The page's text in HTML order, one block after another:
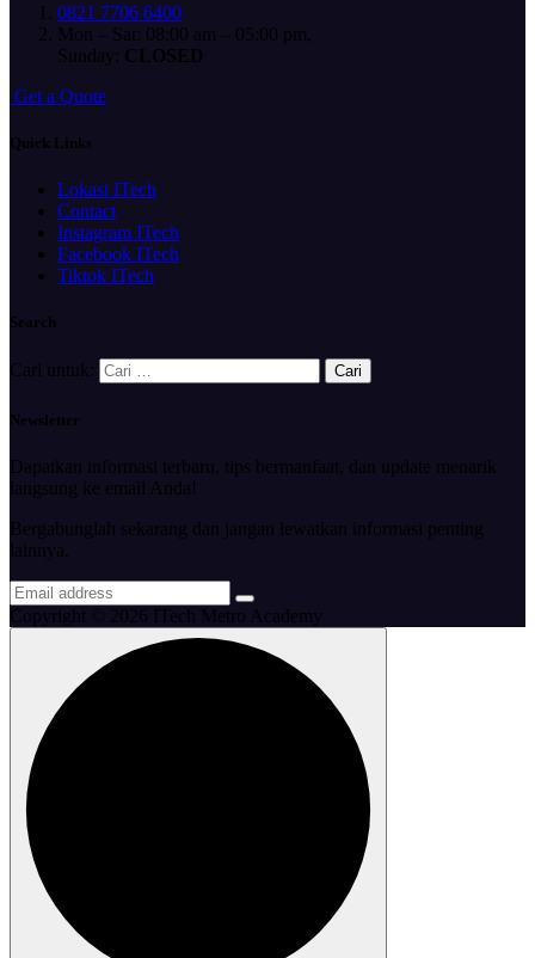
0821 7706 6400
Mon – Sat: 08:00 am – 05:00 pm,
Sunday: CLOSED
Get a Quote
Quick Links
Lokasi ITech
Contact
Instagram ITech
Facebook ITech
Tiktok ITech
Search
Cari untuk:
Newsletter
Dapatkan informasi terbaru, tips bermanfaat, dan update menarik
langsung ke email Anda!
Bergabunglah sekarang dan jangan lewatkan informasi penting
lainnya.
Copyright © 2026 ITech Metro Academy